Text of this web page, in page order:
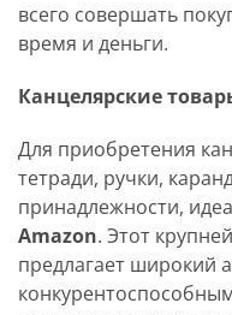
всего совершать
время и деньги.
Канцелярские
Для приобретения
тетради, ручки,
принадлежности,
Amazon. Этот
предлагает широкий